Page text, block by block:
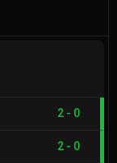
2 - 0
2 - 0